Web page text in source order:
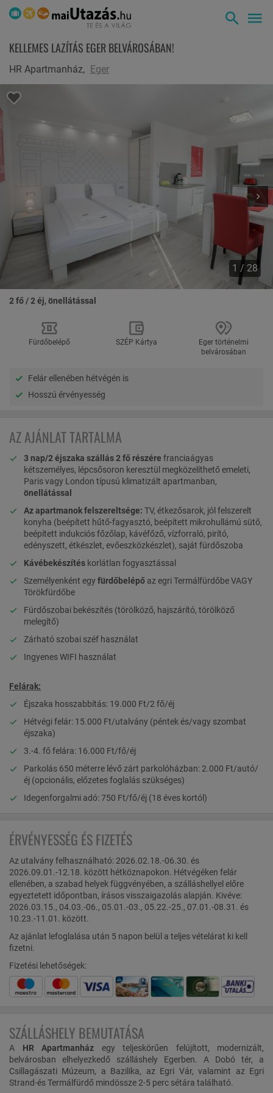
KELLEMES LAZÍTÁS EGER BELVÁROSÁBAN!
HR Apartmanház, Eger
1 / 28
2 fő / 2 éj, önellátással
Fürdőbelépő SZÉP Kártya
Eger történelmi
belvárosában
Felár ellenében hétvégén is
Hosszú érvényesség
AZ AJÁNLAT TARTALMA
3 nap/2 éjszaka szállás 2 fő részére franciaágyas
kétszemélyes, lépcsősoron keresztül megközelíthető emeleti,
Paris vagy London típusú klimatizált apartmanban,
önellátással
Az apartmanok felszereltsége: TV, étkezősarok, jól felszerelt
konyha (beépített hűtő-fagyasztó, beépített mikrohullámú sütő,
beépített indukciós főzőlap, kávéfőző, vízforraló, pirító,
edényszett, étkészlet, evőeszközkészlet), saját fürdőszoba
Kávébekészítés korlátlan fogyasztással
Személyenként egyfürdőbelépő az egri Termálfürdőbe VAGY
Törökfürdőbe
Fürdőszobai bekészítés (törölköző, hajszárító, törölköző
melegítő)
Zárható szobai széf használat
Ingyenes WIFI használat
Felárak:
Éjszaka hosszabbítás: 19.000 Ft/2 fő/éj
Hétvégi felár: 15.000 Ft/utalvány (péntek és/vagy szombat
éjszaka)
3.-4. fő felára: 16.000 Ft/fő/éj
Parkolás 650 méterre lévő zárt parkolóházban: 2.000 Ft/autó/
éj (opcionális, előzetes foglalás szükséges)
Idegenforgalmi adó: 750 Ft/fő/éj (18 éves kortól)
ÉRVÉNYESSÉG ÉS FIZETÉS
Az utalvány felhasználható: 2026.02.18.-06.30. és
2026.09.01.-12.18. között hétköznapokon. Hétvégéken felár
ellenében, a szabad helyek függvényében, a szálláshellyel előre
egyeztetett időpontban, írásos visszaigazolás alapján. Kivéve:
2026.03.15., 04.03.-06., 05.01.-03., 05.22.-25., 07.01.-08.31. és
10.23.-11.01. között.
Az ajánlat lefoglalása után 5 napon belül a teljes vételárat ki kell
fizetni.
Fizetési lehetőségek:
SZÁLLÁSHELY BEMUTATÁSA
A HR Apartmanház egy teljeskörűen felújított, modernizált,
belvárosban elhelyezkedő szálláshely Egerben. A Dobó tér, a
Csillagászati Múzeum, a Bazilika, az Egri Vár, valamint az Egri
Strand-és Termálfürdő mindössze 2-5 perc sétára található.